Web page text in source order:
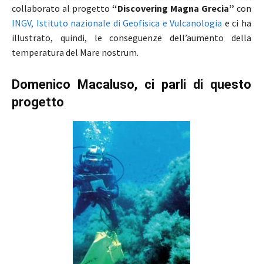
collaborato al progetto “Discovering Magna Grecia” con
INGV, Istituto nazionale di Geofisica e Vulcanologia e ci ha
illustrato, quindi, le conseguenze dell’aumento della
temperatura del Mare nostrum.
Domenico Macaluso, ci parli di questo
progetto